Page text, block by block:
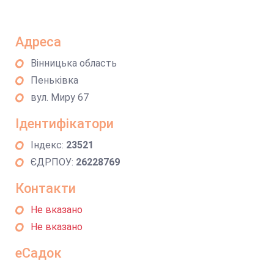
Адреса
Вінницька область
Пеньківка
вул. Миру 67
Ідентифікатори
Індекс: 23521
ЄДРПОУ: 26228769
Контакти
Не вказано
Не вказано
еСадок